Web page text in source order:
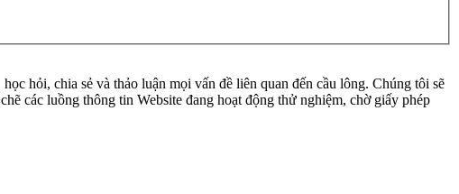
hỏi, chia sẻ và thảo luận mọi vấn đề liên quan đến cầu lông. Chúng tôi sẽ
các luồng thông tin Website đang hoạt động thử nghiệm, chờ giấy phép